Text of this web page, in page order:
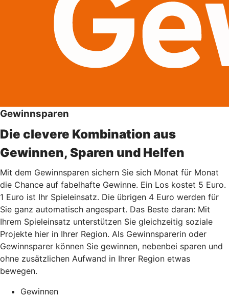
Gewinnsparen
Die clevere Kombination aus
Gewinnen, Sparen und Helfen
Mit dem Gewinnsparen sichern Sie sich Monat für Monat
die Chance auf fabelhafte Gewinne. Ein Los kostet 5 Euro.
1 Euro ist Ihr Spieleinsatz. Die übrigen 4 Euro werden für
Sie ganz automatisch angespart. Das Beste daran: Mit
Ihrem Spieleinsatz unterstützen Sie gleichzeitig soziale
Projekte hier in Ihrer Region. Als Gewinnsparerin oder
Gewinnsparer können Sie gewinnen, nebenbei sparen und
ohne zusätzlichen Aufwand in Ihrer Region etwas
bewegen.
Gewinnen